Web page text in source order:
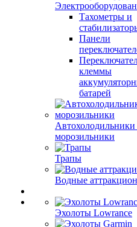
Тахометры и
Панели
клеммы
батарей
морозильники
Трапы
Водные
Эхолоты Lowrance